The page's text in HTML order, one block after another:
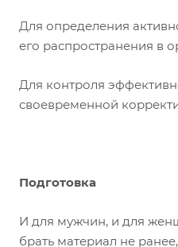
Для определения
его распространения в
Для контроля
своевременной
Подготовка
И для мужчин, и для
брать материал не